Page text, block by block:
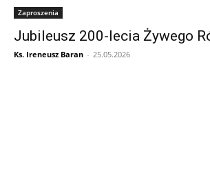
Zaproszenia
Jubileusz 200-lecia Żywego
Ks. Ireneusz Baran - 25.05.2026